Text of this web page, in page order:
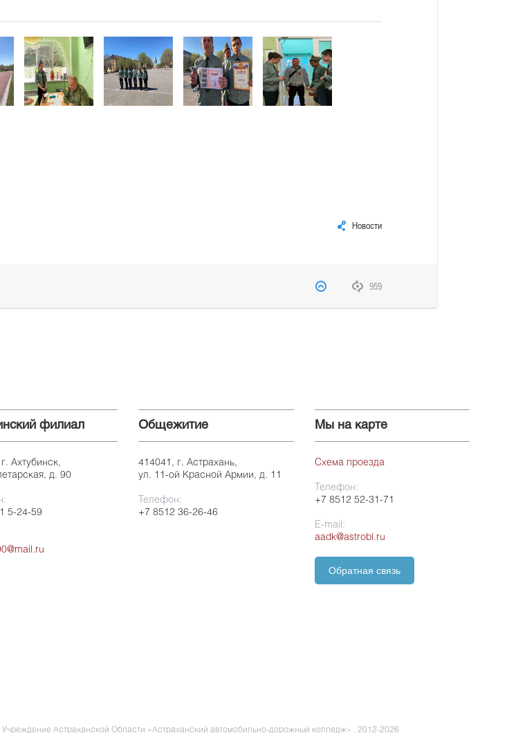
Новости
959
филиал
Ахтубинск,
д. 90
5-24-59
Общежитие
414041, г. Астрахань,
ул. 11-ой Красной Армии, д. 11
Телефон:
+7 8512 36-26-46
Мы на карте
Схема проезда
Телефон:
+7 8512 52-31-71
E-mail:
aadk@astrobl.ru
Обратная связь
Астраханской Области «Астраханский автомобильно-дорожный колледж» , 2012-2026